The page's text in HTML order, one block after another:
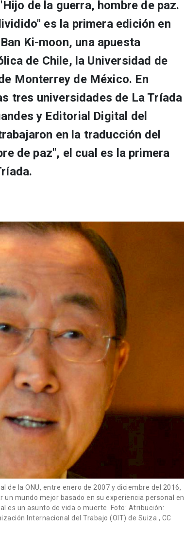
de la guerra, hombre de paz.
es la primera edición en
Ki-moon, una apuesta
de Chile, la Universidad de
Monterrey de México. En
tres universidades de La Tríada
y Editorial Digital del
en la traducción del
de paz", el cual es la primera
de la ONU, entre enero de 2007 y diciembre del 2016,
mundo mejor basado en su experiencia personal en
es un asunto de vida o muerte. Foto: Atribución:
Internacional del Trabajo (OIT) de Suiza , CC